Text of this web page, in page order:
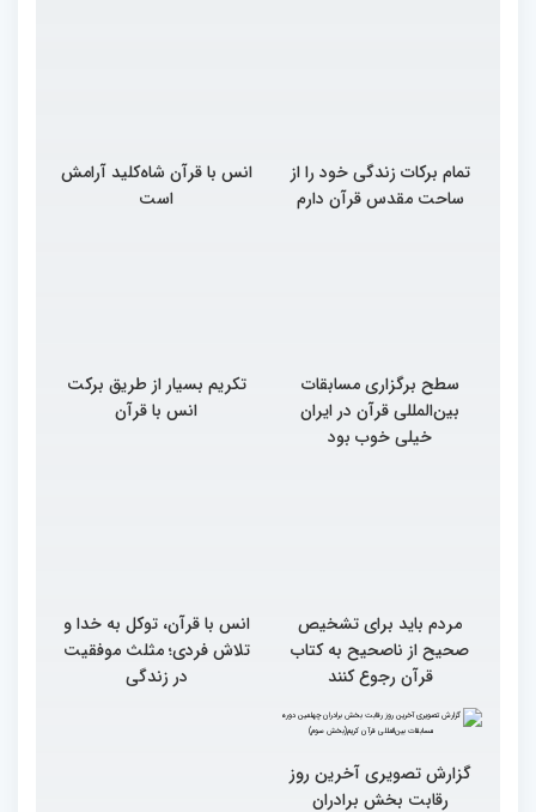
تمام برکات زندگی خود را از
ساحت مقدس قرآن دارم
انس با قرآن شاه‌کلید آرامش
است
سطح برگزاری مسابقات
بین‌المللی قرآن در ایران
خیلی خوب بود
تکریم بسیار از طریق برکت
انس با قرآن
مردم باید برای تشخیص
صحیح از ناصحیح به کتاب
قرآن رجوع کنند
انس با قرآن، توکل به خدا و
تلاش فردی؛ مثلث موفقیت
در زندگی